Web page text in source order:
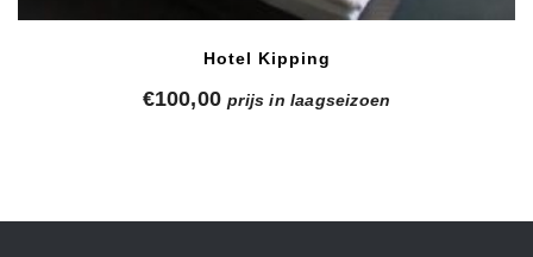
Hotel Kipping
€100,00 prijs in laagseizoen